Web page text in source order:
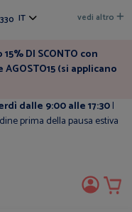
IT vedi altro
DI SCONTO con
(si applicano
dalle 9:00 alle 17:30|
prima della pausa estiva